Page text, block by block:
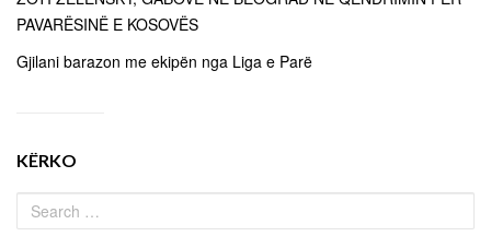
PAVARËSINË E KOSOVËS
Gjilani barazon me ekipën nga Liga e Parë
KËRKO